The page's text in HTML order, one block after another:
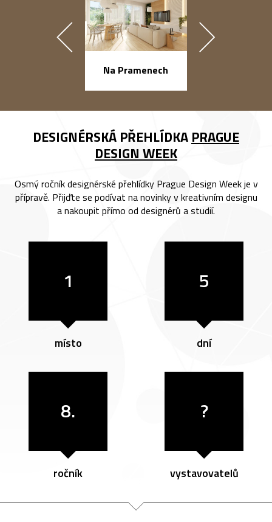
Na Pramenech
DESIGNÉRSKÁ PŘEHLÍDKA PRAGUE
DESIGN WEEK
Osmý ročník designérské přehlídky Prague Design Week je v
přípravě. Přijďte se podívat na novinky v kreativním designu
a nakoupit přímo od designérů a studií.
1
místo
5
dní
8.
ročník
?
vystavovatelů